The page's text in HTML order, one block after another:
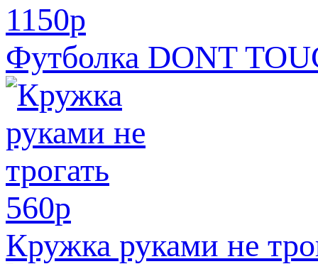
1150p
Футболка DONT
560p
Кружка руками не